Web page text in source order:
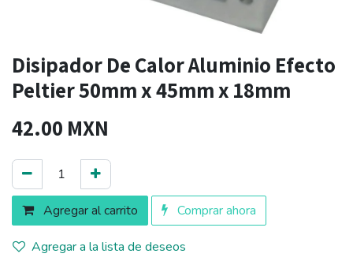
Disipador De Calor Aluminio Efecto
Peltier 50mm x 45mm x 18mm
42.00 MXN
Agregar al carrito Comprar ahora
Agregar a la lista de deseos